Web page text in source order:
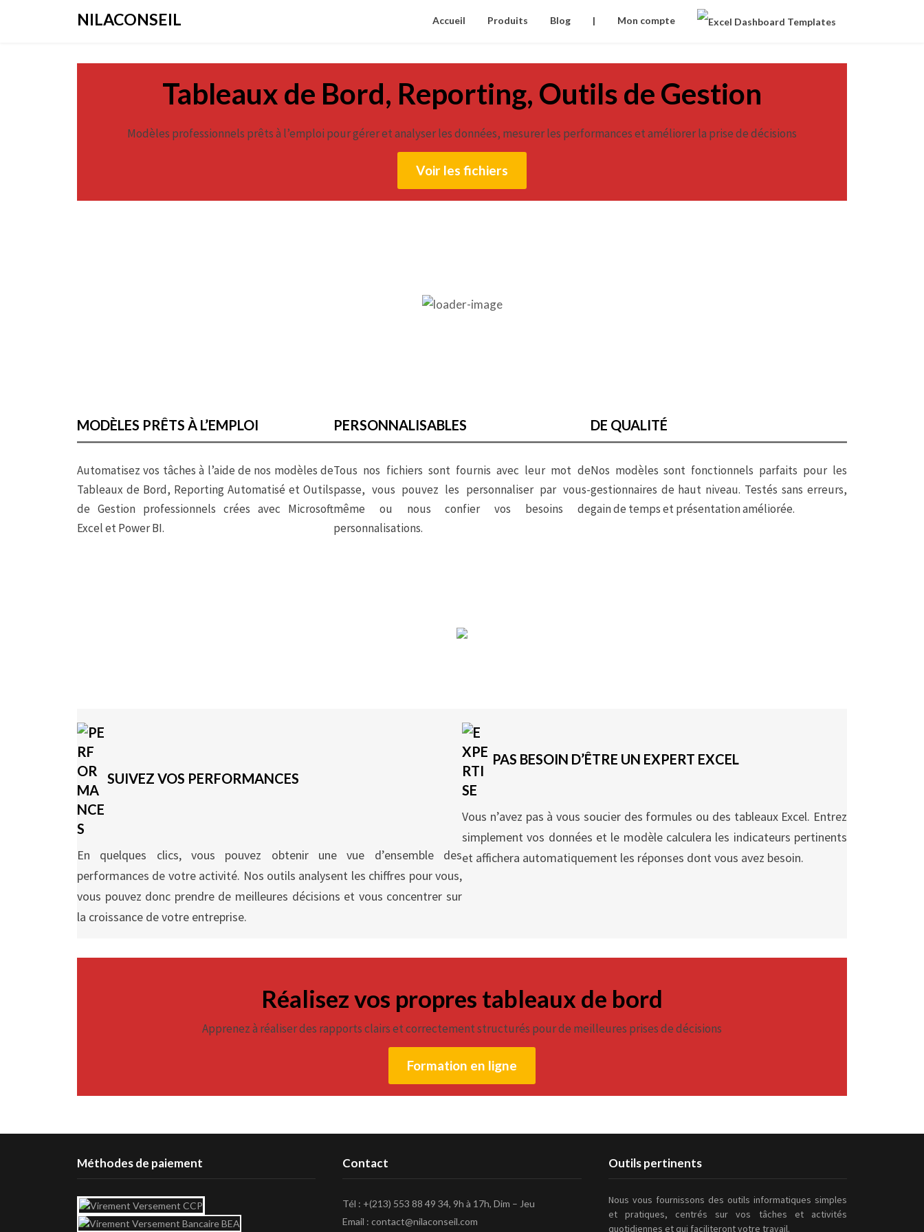
NILACONSEIL Accueil Produits Blog | Mon compte
Tableaux de Bord, Reporting, Outils de Gestion
Modèles professionnels prêts à l’emploi pour gérer et analyser les données, mesurer les performances et améliorer la prise de décisions
Voir les fichiers
MODÈLES PRÊTS À L’EMPLOI
Automatisez vos tâches à l’aide de nos modèles de
Tableaux de Bord, Reporting Automatisé et Outils
de Gestion professionnels crées avec Microsoft
Excel et Power BI.
PERSONNALISABLES
Tous nos fichiers sont fournis avec leur mot de
passe, vous pouvez les personnaliser par vous-
même ou nous confier vos besoins de
personnalisations.
DE QUALITÉ
Nos modèles sont fonctionnels parfaits pour les
gestionnaires de haut niveau. Testés sans erreurs,
gain de temps et présentation améliorée.
SUIVEZ VOS PERFORMANCES
En quelques clics, vous pouvez obtenir une vue d’ensemble des
performances de votre activité. Nos outils analysent les chiffres pour vous,
vous pouvez donc prendre de meilleures décisions et vous concentrer sur
la croissance de votre entreprise.
PAS BESOIN D’ÊTRE UN EXPERT EXCEL
Vous n’avez pas à vous soucier des formules ou des tableaux Excel. Entrez
simplement vos données et le modèle calculera les indicateurs pertinents
et affichera automatiquement les réponses dont vous avez besoin.
Réalisez vos propres tableaux de bord
Apprenez à réaliser des rapports clairs et correctement structurés pour de meilleures prises de décisions
Formation en ligne
Méthodes de paiement Contact
Tél : +(213) 553 88 49 34, 9h à 17h, Dim – Jeu
Email : contact@nilaconseil.com
Outils pertinents
Nous vous fournissons des outils informatiques simples
et pratiques, centrés sur vos tâches et activités
quotidiennes et qui faciliteront votre travail.